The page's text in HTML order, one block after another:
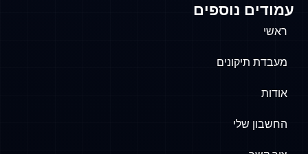
עמודים נוספים
ראשי
מעבדת תיקונים
אודות
החשבון שלי